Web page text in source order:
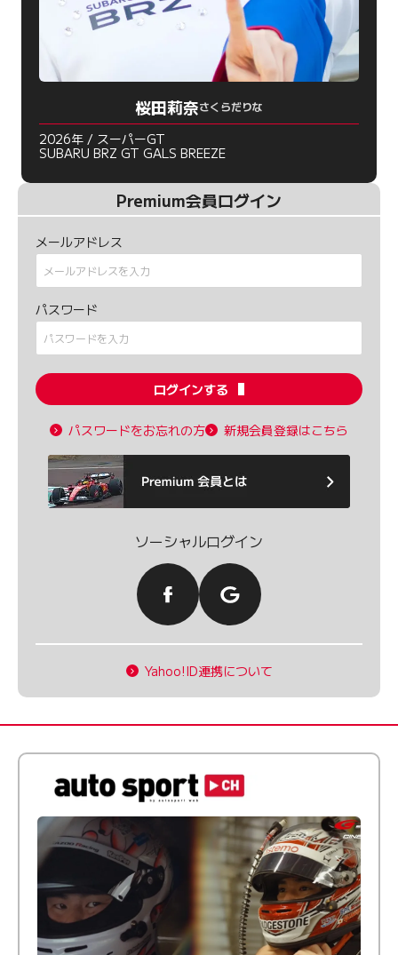
桜田莉奈さくらだりな
2026年 / スーパーGT
SUBARU BRZ GT GALS BREEZE
Premium会員ログイン
メールアドレス
パスワード
ログインする
パスワードをお忘れの方 新規会員登録はこちら
ソーシャルログイン
Yahoo!ID連携について